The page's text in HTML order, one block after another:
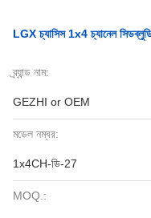
LGX চ্যাসিস 1x4 চ্যানেল
ব্র্যান্ড নাম:
GEZHI or OEM
মডেল নম্বর:
1x4CH-ডি-27
MOQ.: